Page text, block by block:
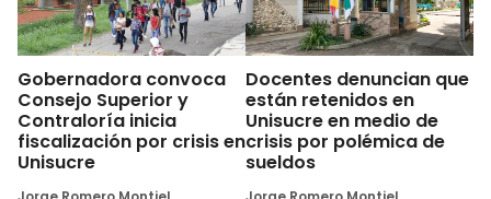
Gobernadora convoca
Consejo Superior y
Contraloría inicia
fiscalización por crisis en
Unisucre
Docentes denuncian que
están retenidos en
Unisucre en medio de
crisis por polémica de
sueldos